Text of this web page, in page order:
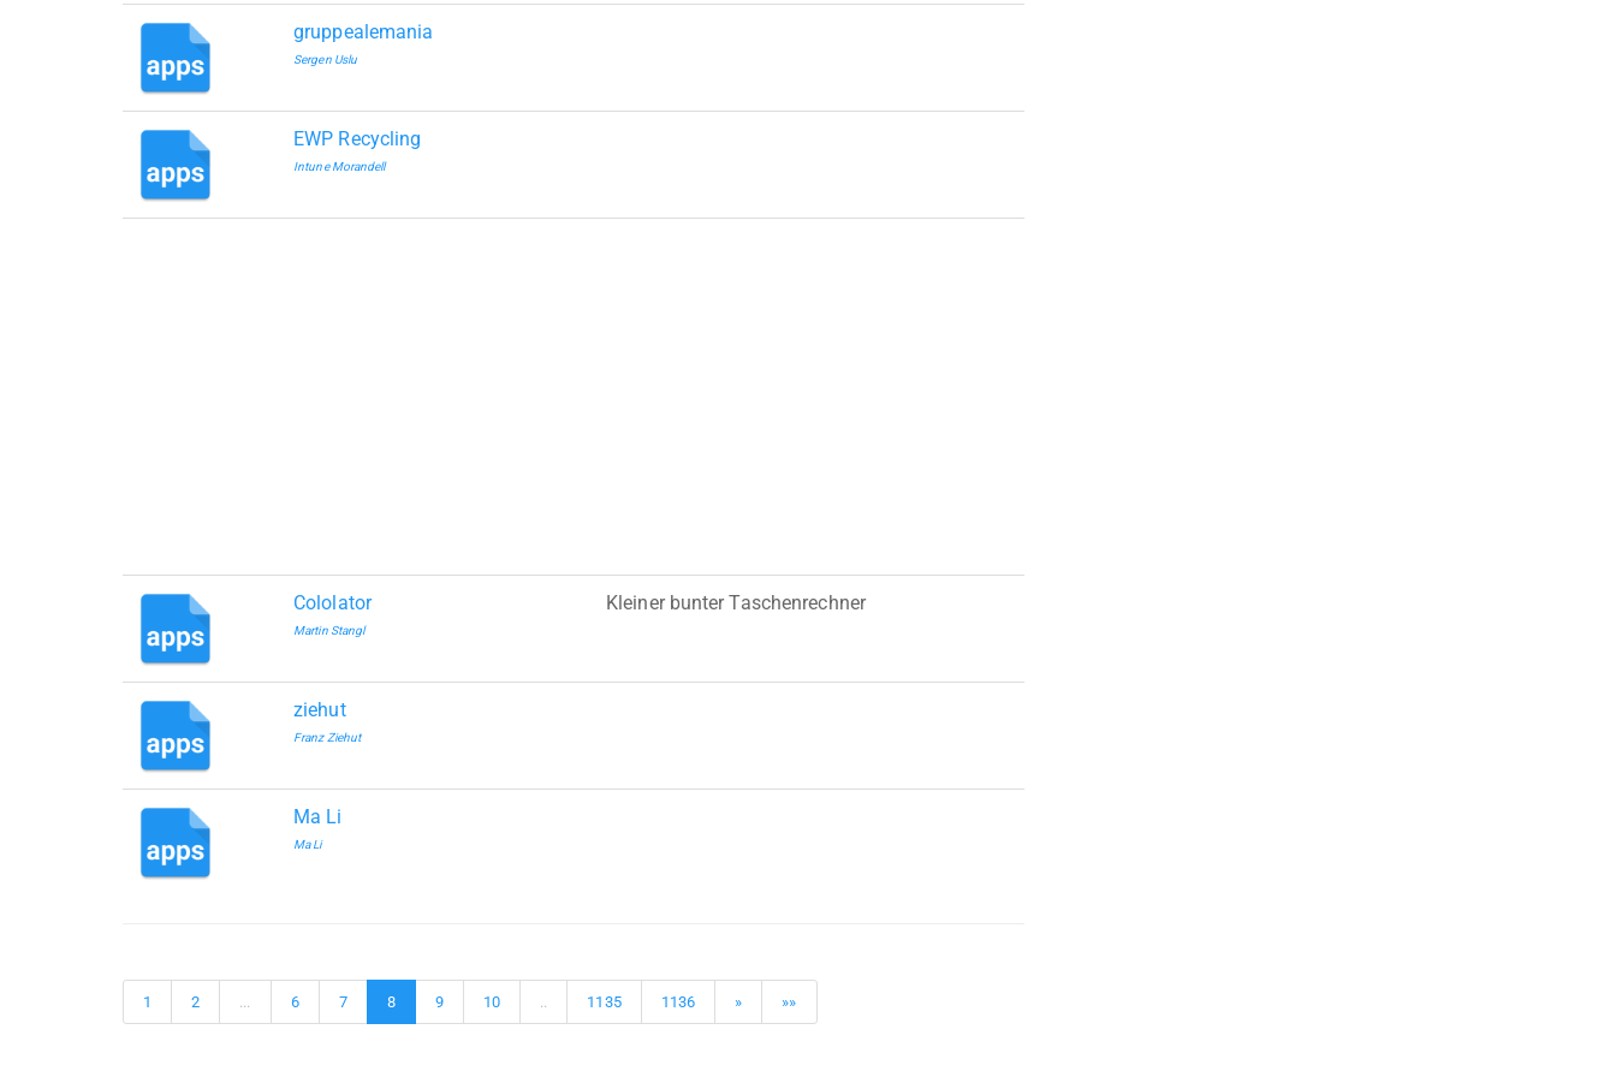
gruppealemania
Sergen Uslu
EWP Recycling
Intune Morandell
Cololator
Martin Stangl
Kleiner bunter Taschenrechner
ziehut
Franz Ziehut
Ma Li
Ma Li
1 2 ... 6 7 8 9 10 .. 1135 1136 » »»